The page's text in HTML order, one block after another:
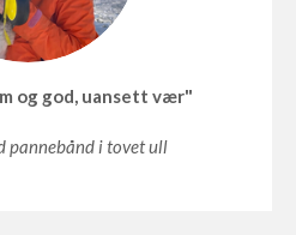
og god, uansett vær"
pannebånd i tovet ull